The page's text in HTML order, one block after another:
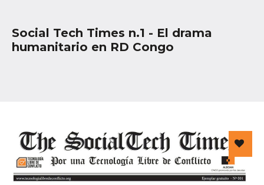
Social Tech Times n.1 - El drama
humanitario en RD Congo